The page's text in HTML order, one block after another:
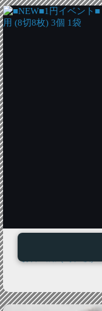
■NEW■1円イベン
お弁当用 (8切8枚) 3